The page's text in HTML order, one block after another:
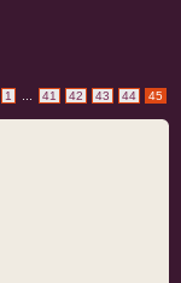
1 41 42 43 44 45